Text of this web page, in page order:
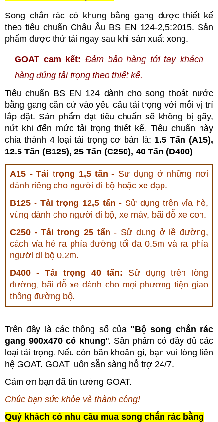
Song chắn rác có khung bằng gang được thiết kế
theo tiêu chuẩn Châu Âu BS EN 124-2,5:2015. Sản
phẩm được thử tải ngay sau khi sản xuất xong.
GOAT cam kết: Đảm bảo hàng tới tay khách
hàng đúng tải trọng theo thiết kế.
Tiêu chuẩn BS EN 124 dành cho song thoát nước
bằng gang căn cứ vào yêu cầu tải trọng với mỗi vị trí
lắp đặt. Sản phẩm đạt tiêu chuẩn sẽ không bị gãy,
nứt khi đến mức tải trọng thiết kế. Tiêu chuẩn này
chia thành 4 loại tải trọng cơ bản là: 1.5 Tấn (A15),
12.5 Tấn (B125), 25 Tấn (C250), 40 Tấn (D400)
A15 - Tải trọng 1,5 tấn - Sử dụng ở những nơi
dành riêng cho người đi bộ hoặc xe đạp.
B125 - Tải trọng 12,5 tấn - Sử dụng trên vỉa hè,
vùng dành cho người đi bộ, xe máy, bãi đỗ xe con.
C250 - Tải trọng 25 tấn - Sử dụng ở lề đường,
cách vỉa hè ra phía đường tối đa 0.5m và ra phía
người đi bộ 0.2m.
D400 - Tải trọng 40 tấn: Sử dụng trên lòng
đường, bãi đỗ xe dành cho mọi phương tiện giao
thông đường bộ.
Trên đây là các thông số của "Bộ song chắn rác
gang 900x470 có khung". Sản phẩm có đầy đủ các
loại tải trọng. Nếu còn băn khoăn gì, bạn vui lòng liên
hệ GOAT. GOAT luôn sẵn sàng hỗ trợ 24/7.
Cảm ơn bạn đã tin tưởng GOAT.
Chúc bạn sức khỏe và thành công!
Quý khách có nhu cầu mua song chắn rác bằng